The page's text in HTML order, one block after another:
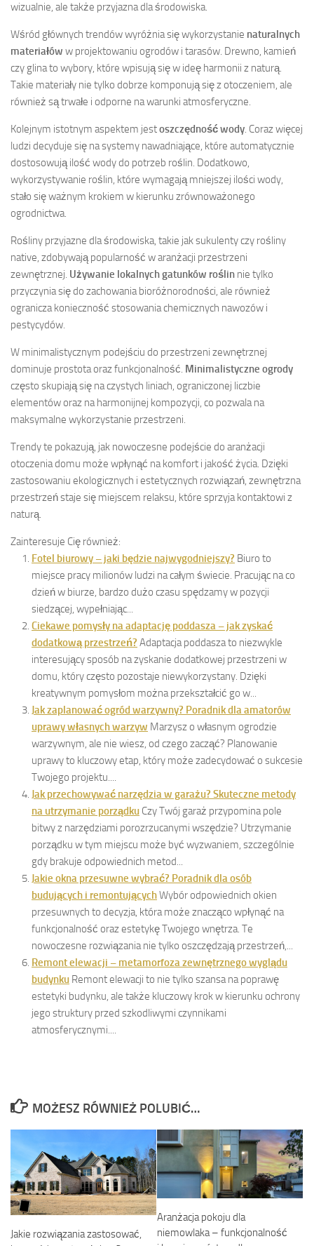
wizualnie, ale także przyjazna dla środowiska.
Wśród głównych trendów wyróżnia się wykorzystanie naturalnych
materiałów w projektowaniu ogrodów i tarasów. Drewno, kamień
czy glina to wybory, które wpisują się w ideę harmonii z naturą.
Takie materiały nie tylko dobrze komponują się z otoczeniem, ale
również są trwałe i odporne na warunki atmosferyczne.
Kolejnym istotnym aspektem jestoszczędność wody. Coraz więcej
ludzi decyduje się na systemy nawadniające, które automatycznie
dostosowują ilość wody do potrzeb roślin. Dodatkowo,
wykorzystywanie roślin, które wymagają mniejszej ilości wody,
stało się ważnym krokiem w kierunku zrównoważonego
ogrodnictwa.
Rośliny przyjazne dla środowiska, takie jak sukulenty czy rośliny
native, zdobywają popularność w aranżacji przestrzeni
zewnętrznej. Używanie lokalnych gatunków roślin nie tylko
przyczynia się do zachowania bioróżnorodności, ale również
ogranicza konieczność stosowania chemicznych nawozów i
pestycydów.
W minimalistycznym podejściu do przestrzeni zewnętrznej
dominuje prostota oraz funkcjonalność. Minimalistyczne ogrody
często skupiają się na czystych liniach, ograniczonej liczbie
elementów oraz na harmonijnej kompozycji, co pozwala na
maksymalne wykorzystanie przestrzeni.
Trendy te pokazują, jak nowoczesne podejście do aranżacji
otoczenia domu może wpłynąć na komfort i jakość życia. Dzięki
zastosowaniu ekologicznych i estetycznych rozwiązań, zewnętrzna
przestrzeń staje się miejscem relaksu, które sprzyja kontaktowi z
naturą.
Zainteresuje Cię również:
Fotel biurowy – jaki będzie najwygodniejszy? Biuro to
miejsce pracy milionów ludzi na całym świecie. Pracując na co
dzień w biurze, bardzo dużo czasu spędzamy w pozycji
siedzącej, wypełniając...
Ciekawe pomysły na adaptację poddasza – jak zyskać
dodatkową przestrzeń? Adaptacja poddasza to niezwykle
interesujący sposób na zyskanie dodatkowej przestrzeni w
domu, który często pozostaje niewykorzystany. Dzięki
kreatywnym pomysłom można przekształcić go w...
Jak zaplanować ogród warzywny? Poradnik dla amatorów
uprawy własnych warzyw Marzysz o własnym ogrodzie
warzywnym, ale nie wiesz, od czego zacząć? Planowanie
uprawy to kluczowy etap, który może zadecydować o sukcesie
Twojego projektu....
Jak przechowywać narzędzia w garażu? Skuteczne metody
na utrzymanie porządku Czy Twój garaż przypomina pole
bitwy z narzędziami porozrzucanymi wszędzie? Utrzymanie
porządku w tym miejscu może być wyzwaniem, szczególnie
gdy brakuje odpowiednich metod...
Jakie okna przesuwne wybrać? Poradnik dla osób
budujących i remontującychWybór odpowiednich okien
przesuwnych to decyzja, która może znacząco wpłynąć na
funkcjonalność oraz estetykę Twojego wnętrza. Te
nowoczesne rozwiązania nie tylko oszczędzają przestrzeń,...
Remont elewacji – metamorfoza zewnętrznego wyglądu
budynku Remont elewacji to nie tylko szansa na poprawę
estetyki budynku, ale także kluczowy krok w kierunku ochrony
jego struktury przed szkodliwymi czynnikami
atmosferycznymi....
MOŻESZ RÓWNIEŻ POLUBIĆ…
Jakie rozwiązania zastosować,
Aranżacja pokoju dla
niemowlaka – funkcjonalność